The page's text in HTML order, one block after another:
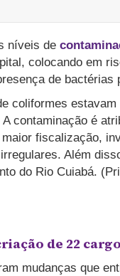
níveis de
colocando em
de
coliformes
contaminação é
fiscalização,
Além
do Rio Cuiabá.
de 22
mudanças que